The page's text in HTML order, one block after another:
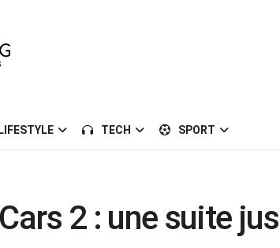
LIFESTYLE TECH SPORT
2 : une suite